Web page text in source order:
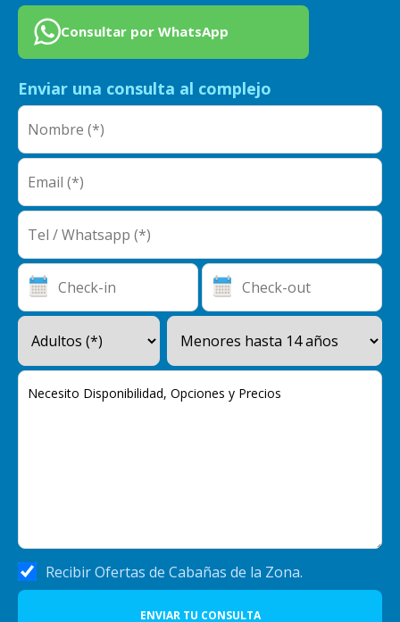
Consultar por WhatsApp
Enviar una consulta al complejo
Recibir Ofertas de Cabañas de la Zona.
ENVIAR TU CONSULTA